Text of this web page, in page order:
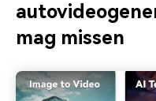
mag missen